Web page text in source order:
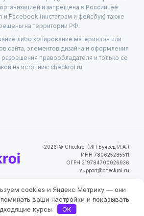
и запрещена в России, её
и Facebook (инстаграм и фейсбук) также
на территории РФ.
либо копирование материалов или
сайта, элементов дизайна и оформления
правообладателя и только со
на источник: checkroi.ru
2026 © Checkroi (ИП Буявец И.А.)
ИНН 780625285511
ОГРН 319784700026936
support@checkroi.ru
Политика
Согласие на обработку
персональных данных
cookies и Яндекс Метрику — они
ваши настройки и показывать
курсы
OK
Фильтры